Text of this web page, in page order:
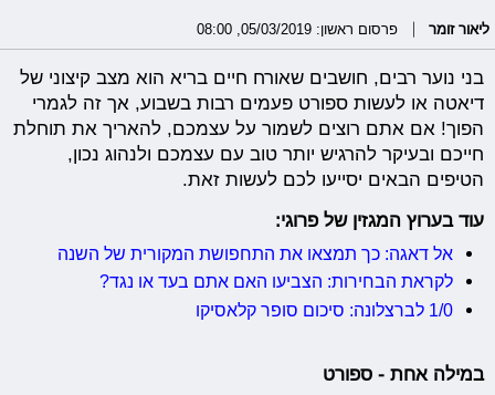
ליאור זומר פרסום ראשון: 05/03/2019, 08:00
בני נוער רבים, חושבים שאורח חיים בריא הוא מצב קיצוני של
דיאטה או לעשות ספורט פעמים רבות בשבוע, אך זה לגמרי
הפוך! אם אתם רוצים לשמור על עצמכם, להאריך את תוחלת
חייכם ובעיקר להרגיש יותר טוב עם עצמכם ולנהוג נכון,
הטיפים הבאים יסייעו לכם לעשות זאת.
עוד בערוץ המגזין של פרוגי:
אל דאגה: כך תמצאו את התחפושת המקורית של השנה
לקראת הבחירות: הצביעו האם אתם בעד או נגד?
1/0 לברצלונה: סיכום סופר קלאסיקו
במילה אחת - ספורט